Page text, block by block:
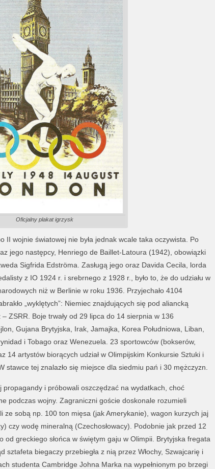
Oficjalny plakat igrzysk
II wojnie światowej nie była jednak wcale taka oczywista. Po
jego następcy, Henriego de Baillet-Latoura (1942), obowiązki
Sigfrida Edströma. Zasługą jego oraz Davida Cecila, lorda
z IO 1924 r. i srebrnego z 1928 r., było to, że do udziału w
niż w Berlinie w roku 1936. Przyjechało 4104
„wyklętych”: Niemiec znajdujących się pod aliancką
ZSRR. Boje trwały od 29 lipca do 14 sierpnia w 136
Gujana Brytyjska, Irak, Jamajka, Korea Południowa, Liban,
i Tobago oraz Wenezuela. 23 sportowców (bokserów,
14 artystów biorących udział w Olimpijskim Konkursie Sztuki i
stawce tej znalazło się miejsce dla siedmiu pań i 30 mężczyzn.
i próbowali oszczędzać na wydatkach, choć
podczas wojny. Zagraniczni goście doskonale rozumieli
ze sobą np. 100 ton mięsa (jak Amerykanie), wagon kurzych jaj
czy wodę mineralną (Czechosłowacy). Podobnie jak przed 12
od greckiego słońca w świętym gaju w Olimpii. Brytyjska fregata
sztafeta biegaczy przebiegła z nią przez Włochy, Szwajcarię i
studenta Cambridge Johna Marka na wypełnionym po brzegi